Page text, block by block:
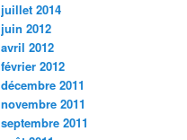
juillet 2014
juin 2012
avril 2012
février 2012
décembre 2011
novembre 2011
septembre 2011